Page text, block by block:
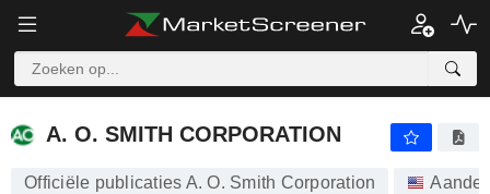
A. O. SMITH CORPORATION
A. O. SMITH CORPORATION
Officiële publicaties A. O. Smith Corporation